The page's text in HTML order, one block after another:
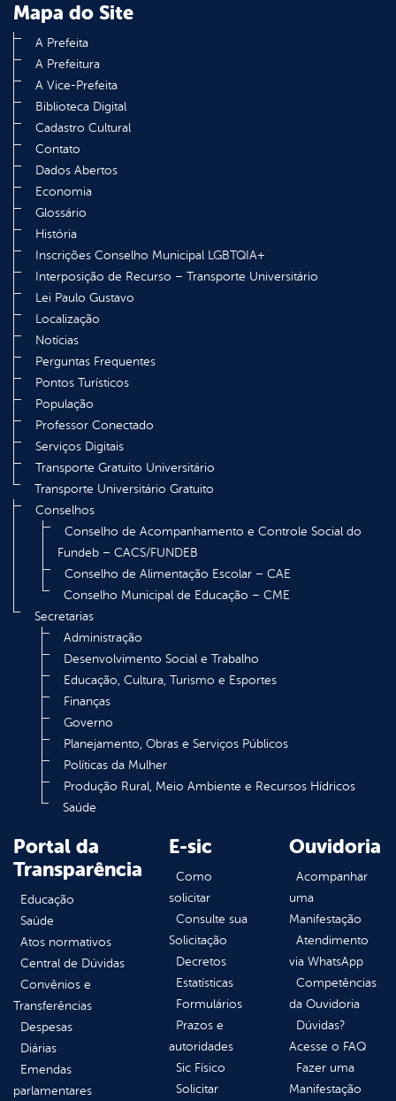
Mapa do Site
A Prefeita
A Prefeitura
A Vice-Prefeita
Biblioteca Digital
Cadastro Cultural
Contato
Dados Abertos
Economia
Glossário
História
Inscrições Conselho Municipal LGBTQIA+
Interposição de Recurso – Transporte Universitário
Lei Paulo Gustavo
Localização
Notícias
Perguntas Frequentes
Pontos Turísticos
População
Professor Conectado
Serviços Digitais
Transporte Gratuito Universitário
Transporte Universitário Gratuito
Conselhos
Conselho de Acompanhamento e Controle Social do
Fundeb – CACS/FUNDEB
Conselho de Alimentação Escolar – CAE
Conselho Municipal de Educação – CME
Secretarias
Administração
Desenvolvimento Social e Trabalho
Educação, Cultura, Turismo e Esportes
Finanças
Governo
Planejamento, Obras e Serviços Públicos
Políticas da Mulher
Produção Rural, Meio Ambiente e Recursos Hídricos
Saúde
Portal da
Transparência
Educação
Saúde
Atos normativos
Central de Dúvidas
Convênios e
Transferências
Despesas
Diárias
Emendas
parlamentares
E-sic
Como
solicitar
Consulte sua
Solicitação
Decretos
Estatísticas
Formulários
Prazos e
autoridades
Sic Físico
Solicitar
Ouvidoria
Acompanhar
uma
Manifestação
Atendimento
via WhatsApp
Competências
da Ouvidoria
Dúvidas?
Acesse o FAQ
Fazer uma
Manifestação